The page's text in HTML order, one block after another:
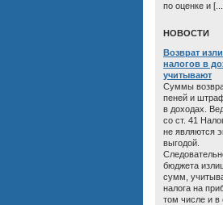
по оценке и
HОВОСТИ
Возврат
налогов в
учитывают
Суммы
пеней и
в доходах.
со ст. 41
не являются
выгодой.
бюджета
сумм,
налога на
том числе и в